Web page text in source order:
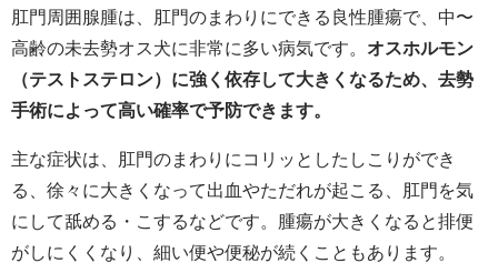
肛門周囲腺腫は、肛門のまわりにできる良性腫瘍で、中〜
高齢の未去勢オス犬に非常に多い病気です。 オスホルモン
（テストステロン）に強く依存して大きくなるため、去勢
手術によって高い確率で予防できます。
主な症状は、肛門のまわりにコリッとしたしこりができ
る、徐々に大きくなって出血やただれが起こる、肛門を気
にして舐める・こするなどです。腫瘍が大きくなると排便
がしにくくなり、細い便や便秘が続くこともあります。